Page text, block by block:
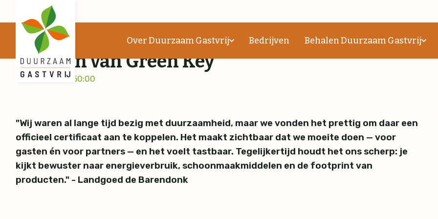
Over Duurzaam Gastvrij Bedrijven Behalen Duurzaam Gastvrij
Certificaathouder Landgoed de Barendonk over
effecten van Green Key
21-01-2026 14:50:00
"Wij waren al lange tijd bezig met duurzaamheid, maar we vonden het prettig om daar een
officieel certificaat aan te koppelen. Het maakt zichtbaar dat we moeite doen — voor
gasten én voor partners — en het voelt tastbaar. Tegelijkertijd houdt het ons scherp: je
kijkt bewuster naar energieverbruik, schoonmaakmiddelen en de footprint van
producten." - Landgoed de Barendonk